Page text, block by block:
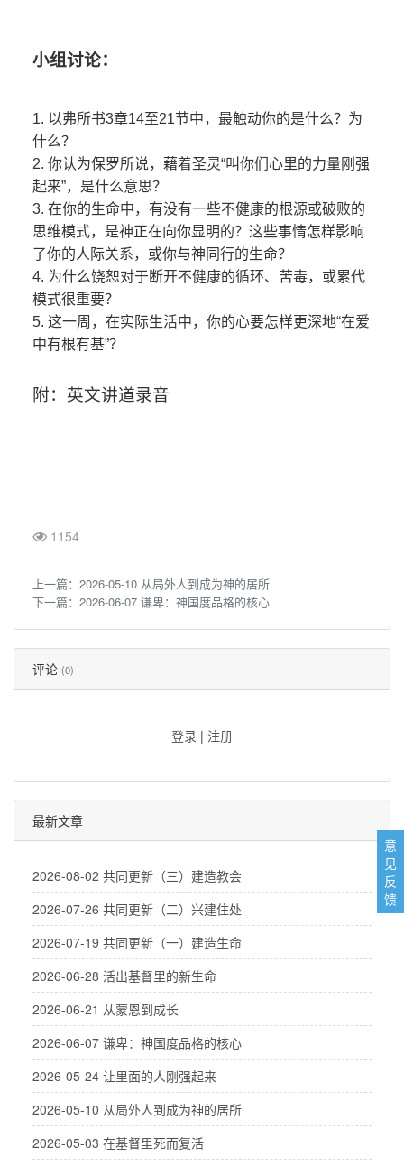
小组讨论：
1. 以弗所书3章14至21节中，最触动你的是什么？为
什么？
2. 你认为保罗所说，藉着圣灵“叫你们心里的力量刚强
起来”，是什么意思？
3. 在你的生命中，有没有一些不健康的根源或破败的
思维模式，是神正在向你显明的？这些事情怎样影响
了你的人际关系，或你与神同行的生命？
4. 为什么饶恕对于断开不健康的循环、苦毒，或累代
模式很重要？
5. 这一周，在实际生活中，你的心要怎样更深地“在爱
中有根有基”？
附：英文讲道录音
1154
上一篇： 2026-05-10 从局外人到成为神的居所
下一篇： 2026-06-07 谦卑：神国度品格的核心
评论 (0)
登录 | 注册
最新文章
2026-08-02 共同更新（三）建造教会
2026-07-26 共同更新（二）兴建住处
2026-07-19 共同更新（一）建造生命
2026-06-28 活出基督里的新生命
2026-06-21 从蒙恩到成长
2026-06-07 谦卑：神国度品格的核心
2026-05-24 让里面的人刚强起来
2026-05-10 从局外人到成为神的居所
2026-05-03 在基督里死而复活
意
见
反
馈